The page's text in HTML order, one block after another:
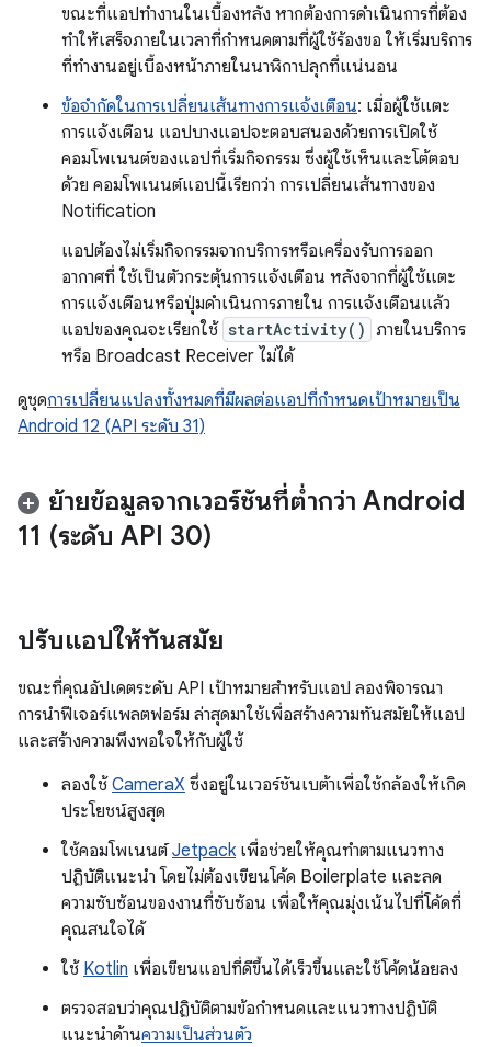
ขณะที่แอปทำงานในเบื้องหลัง หากต้องการดำเนินการที่ต้อง
ทำให้เสร็จภายในเวลาที่กำหนดตามที่ผู้ใช้ร้องขอ ให้เริ่มบริการ
ที่ทำงานอยู่เบื้องหน้าภายในนาฬิกาปลุกที่แน่นอน
ข้อจํากัดในการเปลี่ยนเส้นทางการแจ้งเตือน: เมื่อผู้ใช้แตะ
การแจ้งเตือน แอปบางแอปจะตอบสนองด้วยการเปิดใช้
คอมโพเนนต์ของแอปที่เริ่มกิจกรรม ซึ่งผู้ใช้เห็นและโต้ตอบ
ด้วย คอมโพเนนต์แอปนี้เรียกว่า การเปลี่ยนเส้นทางของ
Notification
แอปต้องไม่เริ่มกิจกรรมจากบริการหรือเครื่องรับการออก
อากาศที่ ใช้เป็นตัวกระตุ้นการแจ้งเตือน หลังจากที่ผู้ใช้แตะ
การแจ้งเตือนหรือปุ่มดำเนินการภายใน การแจ้งเตือนแล้ว
แอปของคุณจะเรียกใช้ startActivity() ภายในบริการ
หรือ Broadcast Receiver ไม่ได้
ดูชุดการเปลี่ยนแปลงทั้งหมดที่มีผลต่อแอปที่กำหนดเป้าหมายเป็น
Android 12 (API ระดับ 31)
ย้ายข้อมูลจากเวอร์ชันที่ต่ำกว่า Android
11 (ระดับ API 30)
ปรับแอปให้ทันสมัย
ขณะที่คุณอัปเดตระดับ API เป้าหมายสำหรับแอป ลองพิจารณา
การนำฟีเจอร์แพลตฟอร์ม ล่าสุดมาใช้เพื่อสร้างความทันสมัยให้แอป
และสร้างความพึงพอใจให้กับผู้ใช้
ลองใช้ CameraX ซึ่งอยู่ในเวอร์ชันเบต้าเพื่อใช้กล้องให้เกิด
ประโยชน์สูงสุด
ใช้คอมโพเนนต์Jetpackเพื่อช่วยให้คุณทำตามแนวทาง
ปฏิบัติแนะนำ โดยไม่ต้องเขียนโค้ด Boilerplate และลด
ความซับซ้อนของงานที่ซับซ้อน เพื่อให้คุณมุ่งเน้นไปที่โค้ดที่
คุณสนใจได้
ใช้ Kotlin เพื่อเขียนแอปที่ดีขึ้นได้เร็วขึ้นและใช้โค้ดน้อยลง
ตรวจสอบว่าคุณปฏิบัติตามข้อกำหนดและแนวทางปฏิบัติ
แนะนำด้านความเป็นส่วนตัว